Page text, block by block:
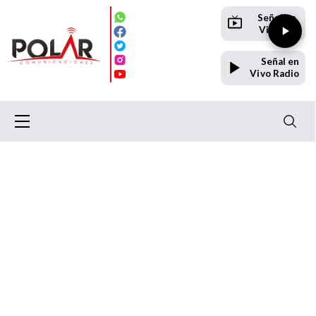
Señal en
Vivo TV
Señal en
Vivo Radio